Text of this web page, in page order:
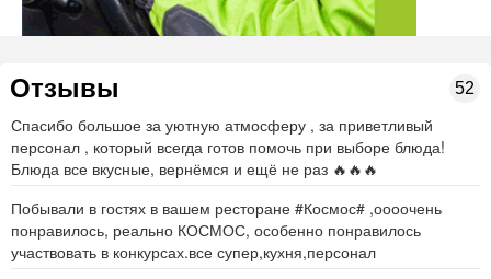
Отзывы 52
Спасибо большое за уютную атмосферу , за приветливый
персонал , который всегда готов помочь при выборе блюда!
Блюда все вкусные, вернёмся и ещё не раз 🔥🔥🔥
Побывали в гостях в вашем ресторане #Космос# ,оооочень
понравилось, реально КОСМОС, особенно понравилось
участвовать в конкурсах.все супер,кухня,персонал